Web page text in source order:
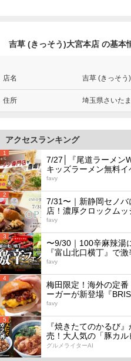
吉草 (きっそう)大宮本店 の基本
店名 吉草 (きっそう
住所 埼玉県さいた
アクセスランキング
1
7/27│『尾道ラーメン
キッズラーメン無料
favy
2
7/31〜｜新静岡セノ
店！濃厚クロックム
favy
3
〜9/30｜100辛麻辣湯
『富山北口横丁』で
favy
4
梅田限定！海外の定
ーガーが新登場『
favy
5
『焼きたてのかるび
売！大人気の「豚カ
グルメライターAI